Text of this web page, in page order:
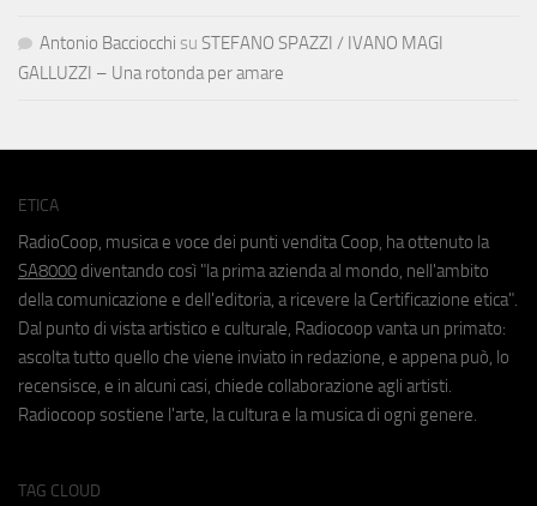
Antonio Bacciocchi su STEFANO SPAZZI / IVANO MAGI
GALLUZZI – Una rotonda per amare
ETICA
RadioCoop, musica e voce dei punti vendita Coop, ha ottenuto la
SA8000 diventando così "la prima azienda al mondo, nell'ambito
della comunicazione e dell'editoria, a ricevere la Certificazione etica".
Dal punto di vista artistico e culturale, Radiocoop vanta un primato:
ascolta tutto quello che viene inviato in redazione, e appena può, lo
recensisce, e in alcuni casi, chiede collaborazione agli artisti.
Radiocoop sostiene l'arte, la cultura e la musica di ogni genere.
TAG CLOUD